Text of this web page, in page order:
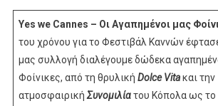
Υes we Cannes – Οι Αγαπημένοι μας
του χρόνου για το Φεστιβάλ Καννών
μας συλλογή διαλέγουμε δώδεκα
Φοίνικες, από τη θρυλική Dolce Vitaκαι την
ατμοσφαιρική Συνομιλίατου Κόπολα ως τo